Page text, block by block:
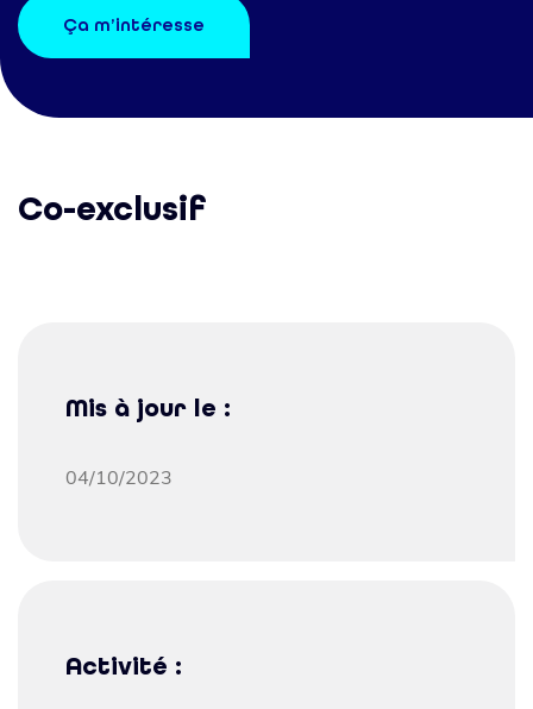
Ça m’intéresse
Co-exclusif
Mis à jour le :
04/10/2023
Activité :